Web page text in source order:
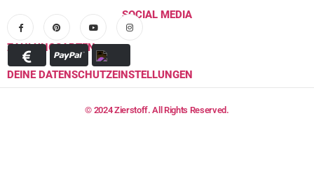
SOCIAL MEDIA
ZAHLUNGSARTEN
DEINE DATENSCHUTZEINSTELLUNGEN
© 2024 Zierstoff. All Rights Reserved.